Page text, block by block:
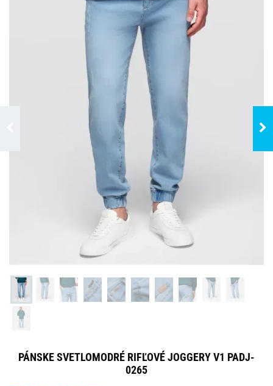
PÁNSKE SVETLOMODRÉ RIFĽOVÉ JOGGERY V1 PADJ-
0265